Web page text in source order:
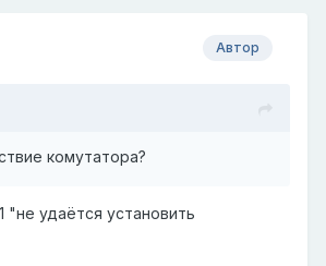
Автор
комутатора?
"не удаётся установить